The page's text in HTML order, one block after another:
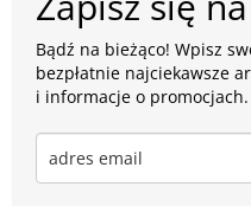
Bądź na bieżąco! Wpisz
bezpłatnie najciekawsze
i informacje o promocjach.